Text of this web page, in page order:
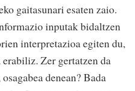
gaitasunari esaten zaio.
inputak bidaltzen
interpretazioa egiten du,
Zer gertatzen da
denean? Bada